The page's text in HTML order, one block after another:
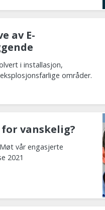
av E-
i installasjon,
områder.
vanskelig?
vår engasjerte
2021